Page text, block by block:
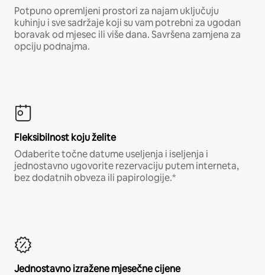
Potpuno opremljeni prostori za najam uključuju
kuhinju i sve sadržaje koji su vam potrebni za ugodan
boravak od mjesec ili više dana. Savršena zamjena za
opciju podnajma.
Fleksibilnost koju želite
Odaberite točne datume useljenja i iseljenja i
jednostavno ugovorite rezervaciju putem interneta,
bez dodatnih obveza ili papirologije.*
Jednostavno izražene mjesečne cijene